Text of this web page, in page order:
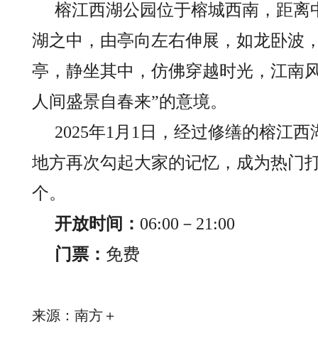
榕江西湖公园位于榕城西南，距
湖之中，由亭向左右伸展，如龙卧波
亭，静坐其中，仿佛穿越时光，江南
人间盛景自春来”的意境。
2025年1月1日，经过修缮的榕江
地方再次勾起大家的记忆，成为热门
个。
开放时间： 06:00－21:00
门票： 免费
来源：南方＋